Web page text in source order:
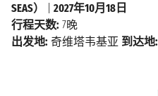
SEAS）
2027年10月18日
行程天数: 7晚
出发地: 奇维塔韦基亚 到达地: